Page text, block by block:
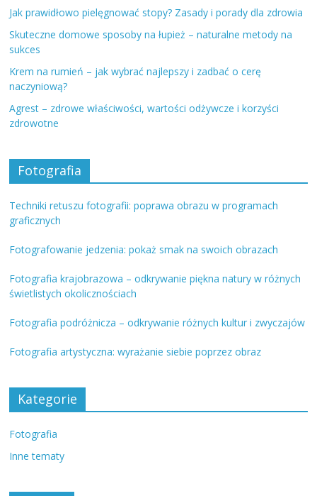
Jak prawidłowo pielęgnować stopy? Zasady i porady dla zdrowia
Skuteczne domowe sposoby na łupież – naturalne metody na
sukces
Krem na rumień – jak wybrać najlepszy i zadbać o cerę
naczyniową?
Agrest – zdrowe właściwości, wartości odżywcze i korzyści
zdrowotne
Fotografia
Techniki retuszu fotografii: poprawa obrazu w programach
graficznych
Fotografowanie jedzenia: pokaż smak na swoich obrazach
Fotografia krajobrazowa – odkrywanie piękna natury w różnych
świetlistych okolicznościach
Fotografia podróżnicza – odkrywanie różnych kultur i zwyczajów
Fotografia artystyczna: wyrażanie siebie poprzez obraz
Kategorie
Fotografia
Inne tematy